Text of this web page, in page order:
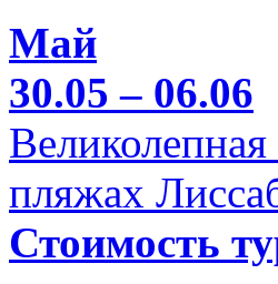
Май
30.05 – 06.06
пляжах
Стоимость